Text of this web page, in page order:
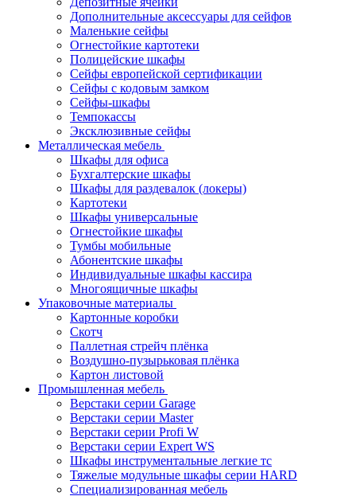
Дополнительные аксессуары для сейфов
Маленькие сейфы
Огнестойкие картотеки
Полицейские шкафы
Сейфы европейской сертификации
Сейфы с кодовым замком
Сейфы-шкафы
Темпокассы
Эксклюзивные сейфы
Металлическая мебель
Шкафы для офиса
Бухгалтерские шкафы
Шкафы для раздевалок (локеры)
Картотеки
Шкафы универсальные
Огнестойкие шкафы
Тумбы мобильные
Абонентские шкафы
Индивидуальные шкафы кассира
Многоящичные шкафы
Упаковочные материалы
Картонные коробки
Скотч
Паллетная стрейч плёнка
Воздушно-пузырьковая плёнка
Картон листовой
Промышленная мебель
Верстаки серии Garage
Верстаки серии Master
Верстаки серии Profi W
Верстаки серии Expert WS
Шкафы инструментальные легкие тс
Тяжелые модульные шкафы серии HARD
Cпециализированная мебель